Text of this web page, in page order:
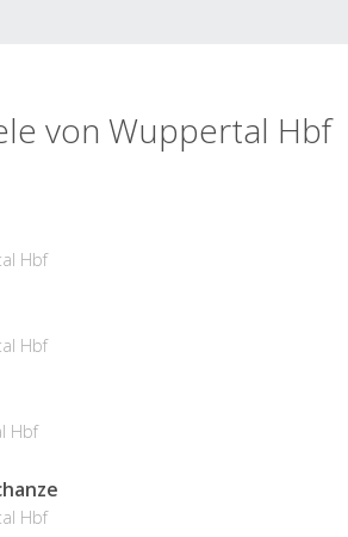
von Wuppertal Hbf
Hbf
Hbf
Hbf
Hbf